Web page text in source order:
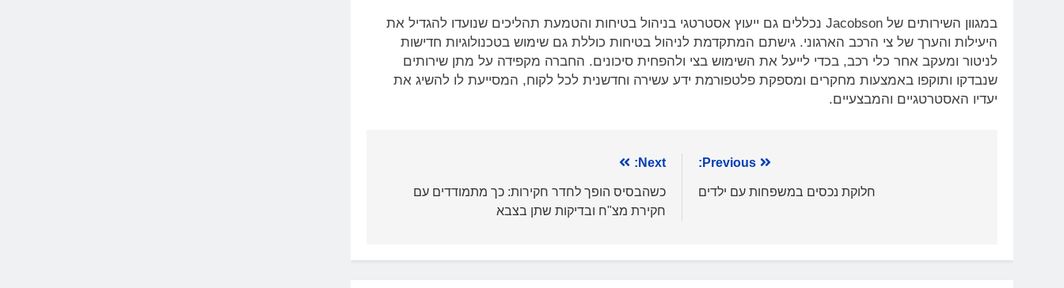
במגוון השירותים של Jacobson נכללים גם ייעוץ אסטרטגי בניהול בטיחות והטמעת תהליכים שנועדו להגדיל את
היעילות והערך של צי הרכב הארגוני. גישתם המתקדמת לניהול בטיחות כוללת גם שימוש בטכנולוגיות חדישות
לניטור ומעקב אחר כלי רכב, בכדי לייעל את השימוש בצי ולהפחית סיכונים. החברה מקפידה על מתן שירותים
שנבדקו ותוקפו באמצעות מחקרים ומספקת פלטפורמת ידע עשירה וחדשנית לכל לקוח, המסייעת לו להשיג את
יעדיו האסטרטגיים והמבצעיים.
Previous:
חלוקת נכסים במשפחות עם ילדים
Next:
כשהבסיס הופך לחדר חקירות: כך מתמודדים עם
חקירת מצ"ח ובדיקות שתן בצבא